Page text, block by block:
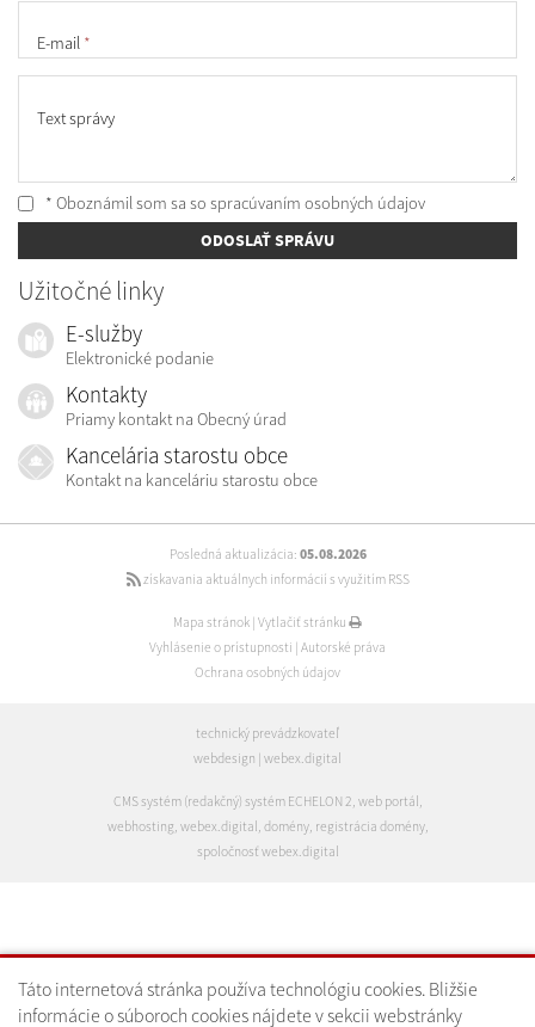
Táto internetová stránka používa technológiu cookies. Bližšie
informácie o súboroch cookies nájdete v sekcii webstránky
E-mail *
Text správy
* Oboznámil som sa so spracúvaním osobných údajov
ODOSLAŤ SPRÁVU
Užitočné linky
E-služby
Elektronické podanie
Kontakty
Priamy kontakt na Obecný úrad
Kancelária starostu obce
Kontakt na kanceláriu starostu obce
Posledná aktualizácia: 05.08.2026
získavania aktuálnych informácií s využitím RSS
Mapa stránok Vytlačiť stránku
Vyhlásenie o prístupnosti Autorské práva
Ochrana osobných údajov
technický prevádzkovateľ
webdesign webex.digital
CMS systém (redakčný) systém ECHELON 2, web portál ,
webhosting, webex.digital , domény, registrácia domény,
spoločnosť webex.digital